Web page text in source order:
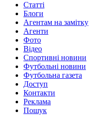
Статті
Блоги
Агентам на замітку
Агенти
Фото
Відео
Спортивні новини
Футбольні новини
Футбольна газета
Доступ
Контакти
Реклама
Пошук